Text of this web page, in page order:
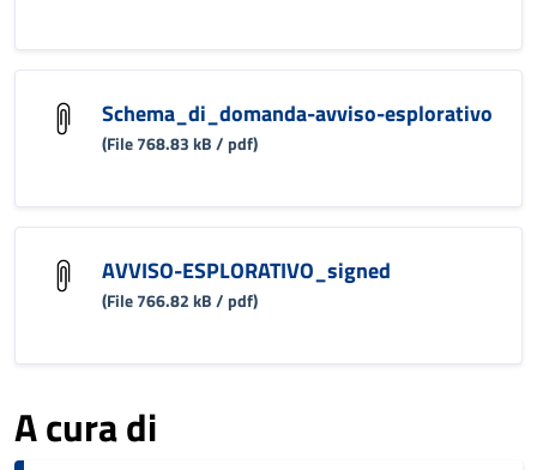
Schema_di_domanda-avviso-esplorativo
(File 768.83 kB / pdf)
AVVISO-ESPLORATIVO_signed
(File 766.82 kB / pdf)
A cura di